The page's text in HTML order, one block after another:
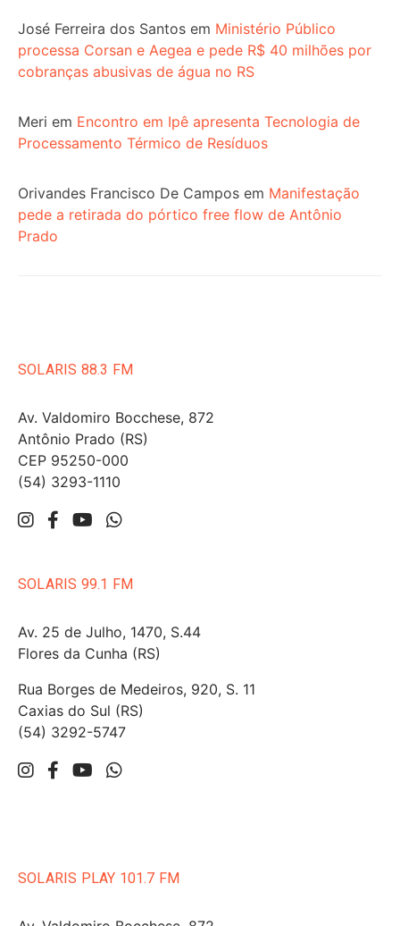
José Ferreira dos Santos em Ministério Público
processa Corsan e Aegea e pede R$ 40 milhões por
cobranças abusivas de água no RS
Meri em Encontro em Ipê apresenta Tecnologia de
Processamento Térmico de Resíduos
Orivandes Francisco De Campos em Manifestação
pede a retirada do pórtico free flow de Antônio
Prado
SOLARIS 88.3 FM
Av. Valdomiro Bocchese, 872
Antônio Prado (RS)
CEP 95250-000
(54) 3293-1110
SOLARIS 99.1 FM
Av. 25 de Julho, 1470, S.44
Flores da Cunha (RS)
Rua Borges de Medeiros, 920, S. 11
Caxias do Sul (RS)
(54) 3292-5747
SOLARIS PLAY 101.7 FM